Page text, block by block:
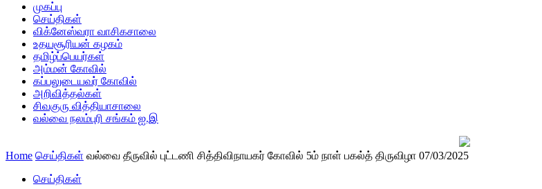
முகப்பு
செய்திகள்
விக்னேஸ்வரா வாசிகசாலை
உதயசூரியன் கழகம்
தமிழ்ப்பெயர்கள்
அம்மன் கோவில்
கப்பலுடையவர் கோவில்
அறிவித்தல்கள்
சிவகுரு வித்தியாசாலை
வல்வை நலம்புரி சங்கம் ஐ.இ
Home செய்திகள் வல்வை தீருவில் புட்டணி சித்திவிநாயகர் கோவில் 5ம் நாள் பகல்த் திருவிழா 07/03/2025
செய்திகள்